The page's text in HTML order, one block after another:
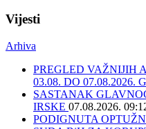
Vijesti
Arhiva
PREGLED VAŽNIJIH
03.08. DO 07.08.2026.
SASTANAK
IRSKE 07.08.2026.
PODIGNUTA